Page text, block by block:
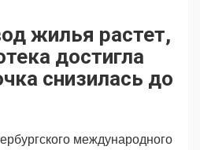
жилья растет,
достигла
снизилась до
международного